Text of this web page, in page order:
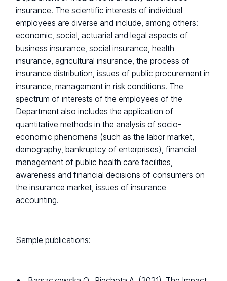
insurance. The scientific interests of individual
employees are diverse and include, among others:
economic, social, actuarial and legal aspects of
business insurance, social insurance, health
insurance, agricultural insurance, the process of
insurance distribution, issues of public procurement in
insurance, management in risk conditions. The
spectrum of interests of the employees of the
Department also includes the application of
quantitative methods in the analysis of socio-
economic phenomena (such as the labor market,
demography, bankruptcy of enterprises), financial
management of public health care facilities,
awareness and financial decisions of consumers on
the insurance market, issues of insurance
accounting.
Sample publications: